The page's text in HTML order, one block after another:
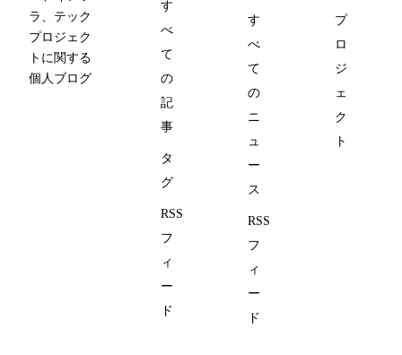
ラ、テック
プロジェク
トに関する
個人ブログ
す
べ
て
の
記
事
タ
グ
RSS
フ
ィ
ー
ド
す
べ
て
の
ニ
ュ
ー
ス
RSS
フ
ィ
ー
ド
プ
ロ
ジ
ェ
ク
ト